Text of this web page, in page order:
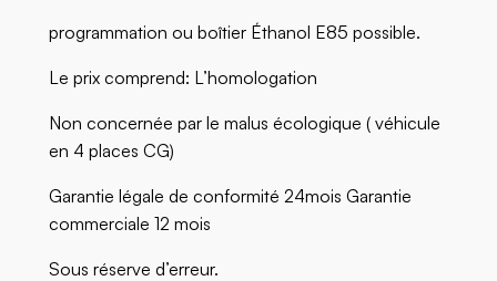
programmation ou boîtier Éthanol E85 possible.
Le prix comprend: L’homologation
Non concernée par le malus écologique ( véhicule
en 4 places CG)
Garantie légale de conformité 24mois Garantie
commerciale 12 mois
Sous réserve d’erreur.